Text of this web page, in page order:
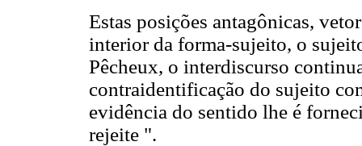
Estas posições antagônicas,
interior da forma-sujeito, o
Pêcheux, o interdiscurso
contraidentificação do sujeito
evidência do sentido lhe é
rejeite ".